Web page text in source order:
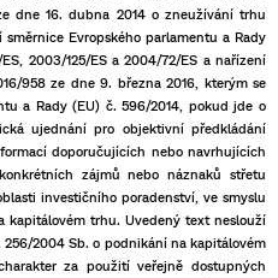
dne 16. dubna 2014 o zneužívání trhu
Evropského parlamentu a Rady
2003/125/ES a 2004/72/ES a nařízení
958 ze dne 9. března 2016, kterým se
a Rady (EU) č. 596/2014, pokud jde o
ujednání pro objektivní předkládání
doporučujících nebo navrhujících
zájmů nebo náznaků střetu
investičního poradenství, ve smyslu
kapitálovém trhu. Uvedený text neslouží
2004 Sb. o podnikání na kapitálovém
za použití veřejně dostupných